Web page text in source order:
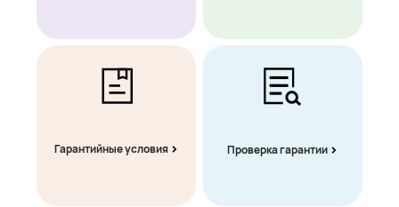
Гарантийные условия Проверка гарантии